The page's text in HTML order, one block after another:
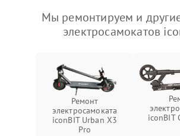
Мы ремонтируем и
электросамокатов
Ремонт
электросамоката
iconBIT Urban X3
Pro
iconBIT